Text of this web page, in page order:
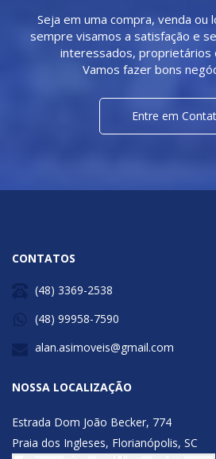
Seja em uma compra, venda ou
sempre visamos a satisfação e
interessados, proprietários
Vamos fazer bons
Entre em
CONTATOS
(48) 3369-2538
(48) 99958-7590
alan.asimoveis@gmail.com
NOSSA LOCALIZAÇÃO
Estrada Dom João Becker, 774
Praia dos Ingleses, Florianópolis, SC